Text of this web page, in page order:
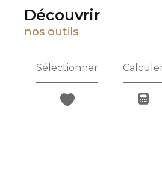
découvrir
nos outils
Sélectionner